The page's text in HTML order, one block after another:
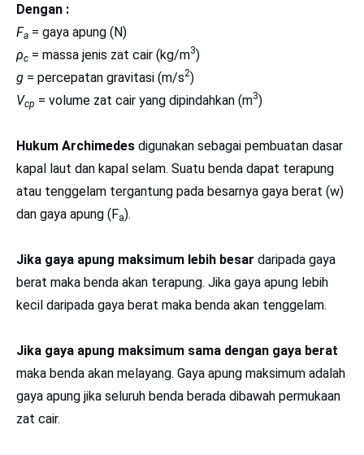
Dengan :
Fa = gaya apung (N)
ρc = massa jenis zat cair (kg/m3)
g = percepatan gravitasi (m/s2)
Vcp = volume zat cair yang dipindahkan (m3)
Hukum Archimedes digunakan sebagai pembuatan dasar
kapal laut dan kapal selam. Suatu benda dapat terapung
atau tenggelam tergantung pada besarnya gaya berat (w)
dan gaya apung (Fa).
Jika gaya apung maksimum lebih besar daripada gaya
berat maka benda akan terapung. Jika gaya apung lebih
kecil daripada gaya berat maka benda akan tenggelam.
Jika gaya apung maksimum sama dengan gaya berat
maka benda akan melayang. Gaya apung maksimum adalah
gaya apung jika seluruh benda berada dibawah permukaan
zat cair.